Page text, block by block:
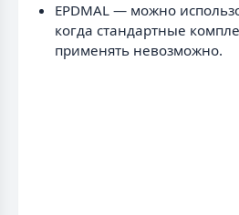
EPDMAL — можно
когда стандартные
применять невозможно.